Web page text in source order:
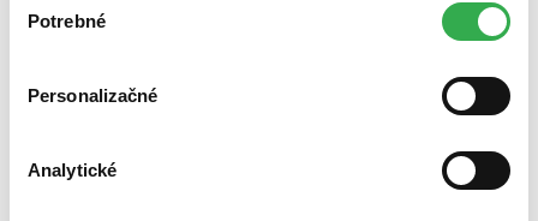
nám pomohlo, keby sme mohli používať všetky tieto
súhlasu
Potrebné
Personalizačné
Analytické
Najlacnejšie